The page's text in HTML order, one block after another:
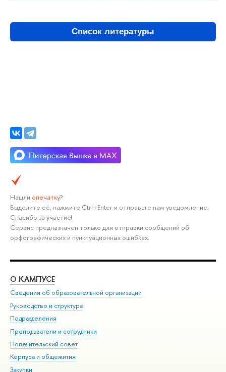
Список литературы
Нашли опечатку?
Выделите её, нажмите Ctrl+Enter и отправьте нам уведомление.
Спасибо за участие!
Сервис предназначен только для отправки сообщений об
орфографических и пунктуационных ошибках.
О КАМПУСЕ
Сведения об образовательной организации
Руководство и структура
Подразделения
Преподаватели и сотрудники
Попечительский совет
Корпуса и общежития
Закупки